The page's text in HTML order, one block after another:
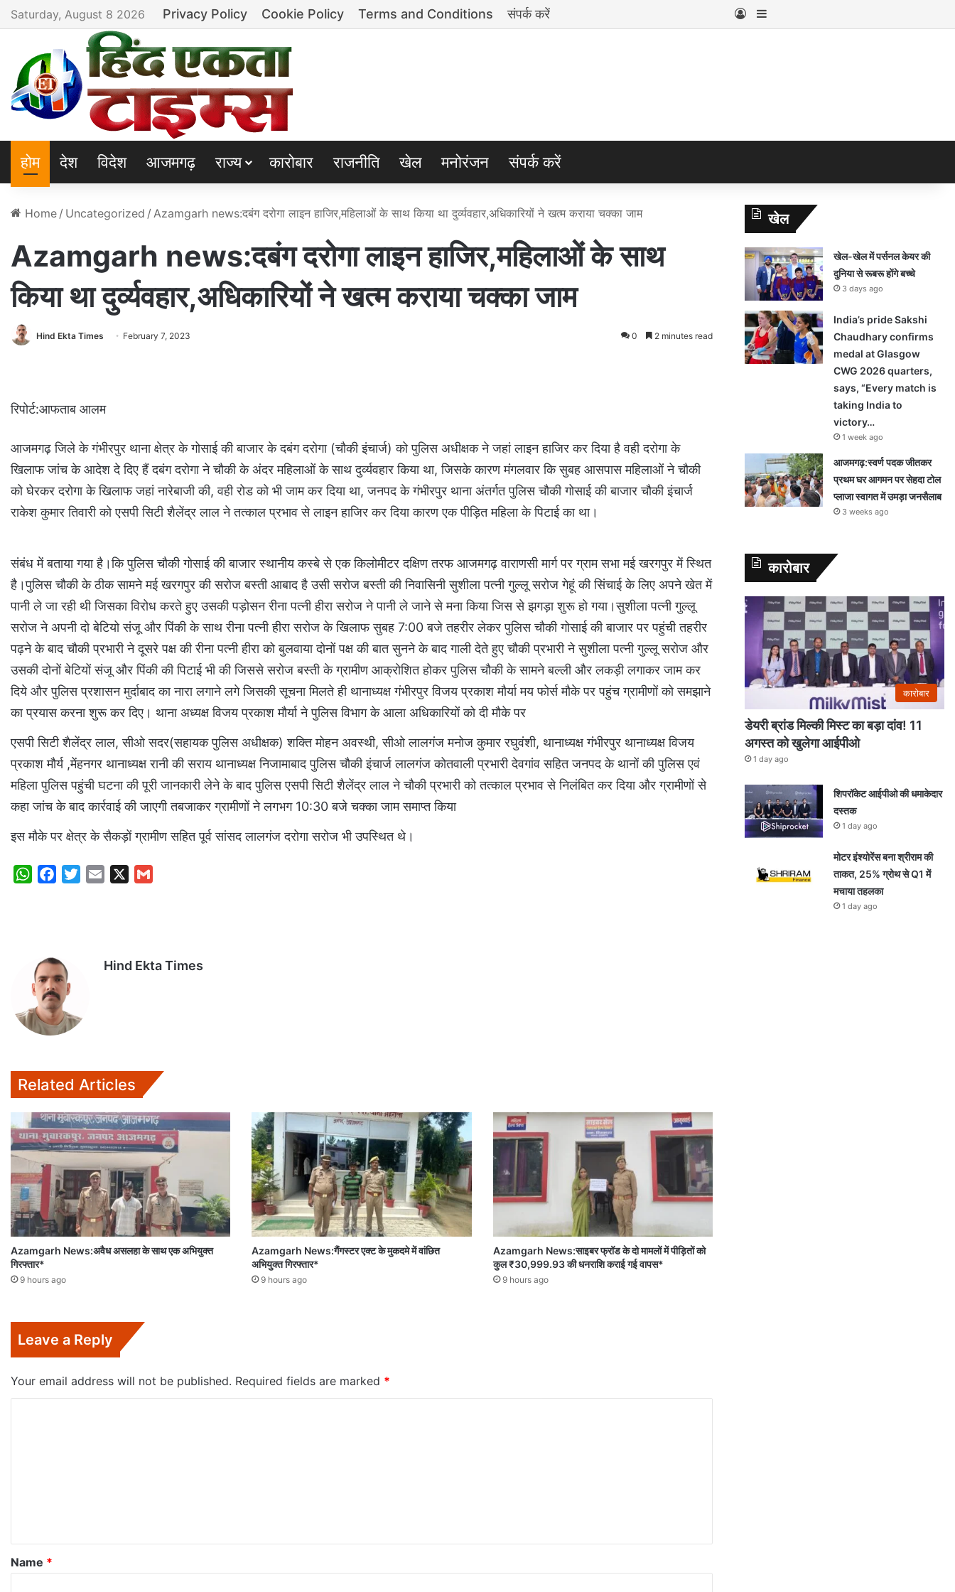
Saturday, August 8 2026 Privacy Policy Cookie Policy Terms and Conditions संपर्क करें Log InSidebar
होम देश विदेश आजमगढ़ राज्य कारोबार राजनीति खेल मनोरंजन संपर्क करें
Home / Uncategorized / Azamgarh news:दबंग दरोगा लाइन हाजिर,महिलाओं के साथ किया था दुर्व्यवहार,अधिकारियों ने खत्म कराया चक्का जाम
Azamgarh news:दबंग दरोगा लाइन हाजिर,महिलाओं के साथ
किया था दुर्व्यवहार,अधिकारियों ने खत्म कराया चक्का जाम
Hind Ekta Times February 7, 2023 0 2 minutes read
रिपोर्ट:आफताब आलम
आजमगढ़ जिले के गंभीरपुर थाना क्षेत्र के गोसाई की बाजार के दबंग दरोगा (चौकी इंचार्ज) को पुलिस अधीक्षक ने जहां लाइन हाजिर कर दिया है वही दरोगा के
खिलाफ जांच के आदेश दे दिए हैं दबंग दरोगा ने चौकी के अंदर महिलाओं के साथ दुर्व्यवहार किया था, जिसके कारण मंगलवार कि सुबह आसपास महिलाओं ने चौकी
को घेरकर दरोगा के खिलाफ जहां नारेबाजी की, वही रोड को भी जाम कर दिया था, जनपद के गंभीरपुर थाना अंतर्गत पुलिस चौकी गोसाई की बाजार चौकी इंचार्ज
राकेश कुमार तिवारी को एसपी सिटी शैलेंद्र लाल ने तत्काल प्रभाव से लाइन हाजिर कर दिया कारण एक पीड़ित महिला के पिटाई का था।
संबंध में बताया गया है।कि पुलिस चौकी गोसाई की बाजार स्थानीय कस्बे से एक किलोमीटर दक्षिण तरफ आजमगढ़ वाराणसी मार्ग पर ग्राम सभा मई खरगपुर में स्थित
है।पुलिस चौकी के ठीक सामने मई खरगपुर की सरोज बस्ती आबाद है उसी सरोज बस्ती की निवासिनी सुशीला पत्नी गुल्लू सरोज गेहूं की सिंचाई के लिए अपने खेत में
पानी ले जा रही थी जिसका विरोध करते हुए उसकी पड़ोसन रीना पत्नी हीरा सरोज ने पानी ले जाने से मना किया जिस से झगड़ा शुरू हो गया।सुशीला पत्नी गुल्लू
सरोज ने अपनी दो बेटियो संजू और पिंकी के साथ रीना पत्नी हीरा सरोज के खिलाफ सुबह 7:00 बजे तहरीर लेकर पुलिस चौकी गोसाई की बाजार पर पहुंची तहरीर
पढ़ने के बाद चौकी प्रभारी ने दूसरे पक्ष की रीना पत्नी हीरा को बुलवाया दोनों पक्ष की बात सुनने के बाद गाली देते हुए चौकी प्रभारी ने सुशीला पत्नी गुल्लू सरोज और
उसकी दोनों बेटियों संजू और पिंकी की पिटाई भी की जिससे सरोज बस्ती के ग्रामीण आक्रोशित होकर पुलिस चौकी के सामने बल्ली और लकड़ी लगाकर जाम कर
दिये और पुलिस प्रशासन मुर्दाबाद का नारा लगाने लगे जिसकी सूचना मिलते ही थानाध्यक्ष गंभीरपुर विजय प्रकाश मौर्या मय फोर्स मौके पर पहुंच ग्रामीणों को समझाने
का प्रयास करना शुरू कर दिए। थाना अध्यक्ष विजय प्रकाश मौर्या ने पुलिस विभाग के आला अधिकारियों को दी मौके पर
एसपी सिटी शैलेंद्र लाल, सीओ सदर(सहायक पुलिस अधीक्षक) शक्ति मोहन अवस्थी, सीओ लालगंज मनोज कुमार रघुवंशी, थानाध्यक्ष गंभीरपुर थानाध्यक्ष विजय
प्रकाश मौर्य ,मेंहनगर थानाध्यक्ष रानी की सराय थानाध्यक्ष निजामाबाद पुलिस चौकी इंचार्ज लालगंज कोतवाली प्रभारी देवगांव सहित जनपद के थानों की पुलिस एवं
महिला पुलिस पहुंची घटना की पूरी जानकारी लेने के बाद पुलिस एसपी सिटी शैलेंद्र लाल ने चौकी प्रभारी को तत्काल प्रभाव से निलंबित कर दिया और ग्रामीणों से
कहा जांच के बाद कार्रवाई की जाएगी तबजाकर ग्रामीणों ने लगभग 10:30 बजे चक्का जाम समाप्त किया
इस मौके पर क्षेत्र के सैकड़ों ग्रामीण सहित पूर्व सांसद लालगंज दरोगा सरोज भी उपस्थित थे।
W
A
p
p
o
o
k
Hind Ekta Times
Related Articles
Azamgarh News:अवैध असलहा के साथ एक अभियुक्त
गिरफ्तार*
9 hours ago
Azamgarh News:गैंगस्टर एक्ट के मुकदमे में वांछित
अभियुक्त गिरफ्तार*
9 hours ago
Azamgarh News:साइबर फ्रॉड के दो मामलों में पीड़ितों को
कुल ₹30,999.93 की धनराशि कराई गई वापस*
9 hours ago
Leave a Reply
Your email address will not be published. Required fields are marked *
*
Name *
खेल
खेल-खेल में पर्सनल केयर की
दुनिया से रूबरू होंगे बच्चे
3 days ago
India’s pride Sakshi
Chaudhary confirms
medal at Glasgow
CWG 2026 quarters,
says, “Every match is
taking India to
victory…
1 week ago
आजमगढ़:स्वर्ण पदक जीतकर
प्रथम घर आगमन पर सेहदा टोल
प्लाजा स्वागत में उमड़ा जनसैलाब
3 weeks ago
कारोबार
कारोबार
डेयरी ब्रांड मिल्की मिस्ट का बड़ा दांव! 11
अगस्त को खुलेगा आईपीओ
1 day ago
शिपरॉकेट आईपीओ की धमाकेदार
दस्तक
1 day ago
मोटर इंश्योरेंस बना श्रीराम की
ताकत, 25% ग्रोथ से Q1 में
मचाया तहलका
1 day ago